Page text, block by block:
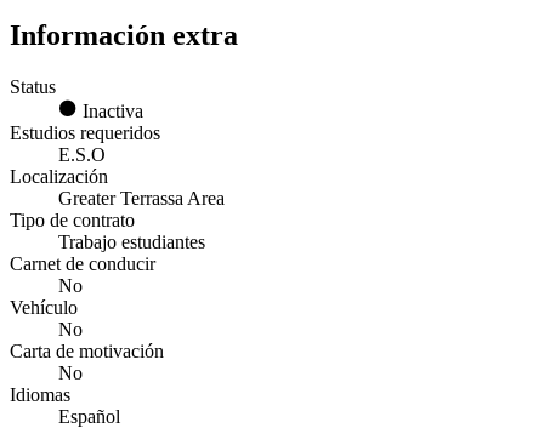
Información extra
Status
Inactiva
Estudios requeridos
E.S.O
Localización
Greater Terrassa Area
Tipo de contrato
Trabajo estudiantes
Carnet de conducir
No
Vehículo
No
Carta de motivación
No
Idiomas
Español